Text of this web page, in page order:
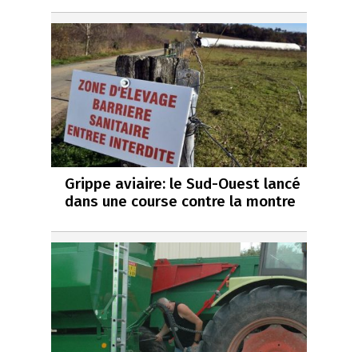
Grippe aviaire: le Sud-Ouest lancé
dans une course contre la montre